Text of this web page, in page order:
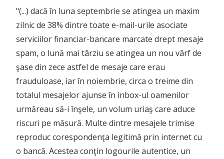
"(...) dacă în luna septembrie se atingea un maxim
zilnic de 38% dintre toate e-mail-urile asociate
serviciilor financiar-bancare marcate drept mesaje
spam, o lună mai târziu se atingea un nou vârf de
şase din zece astfel de mesaje care erau
frauduloase, iar în noiembrie, circa o treime din
totalul mesajelor ajunse în inbox-ul oamenilor
urmăreau să-i înşele, un volum uriaş care aduce
riscuri pe măsură. Multe dintre mesajele trimise
reproduc corespondenţa legitimă prin internet cu
o bancă. Acestea conţin logourile autentice, un